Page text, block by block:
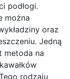
podłogi.
można
oraz
Jedną
metoda na
rodzaju